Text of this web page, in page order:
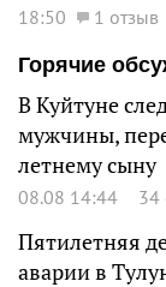
18:50
1 отзыв
Горячие
В Куйтуне
мужчины,
летнему сыну
08.08 14:44 34
Пятилетняя
аварии в